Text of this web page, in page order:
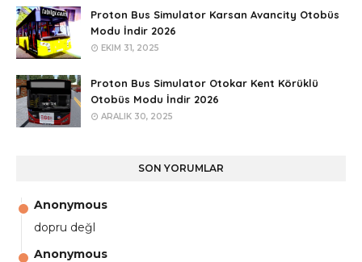
Proton Bus Simulator Karsan Avancity Otobüs
Modu İndir 2026
EKIM 31, 2025
Proton Bus Simulator Otokar Kent Körüklü
Otobüs Modu İndir 2026
ARALIK 30, 2025
SON YORUMLAR
Anonymous
dopru değl
Anonymous